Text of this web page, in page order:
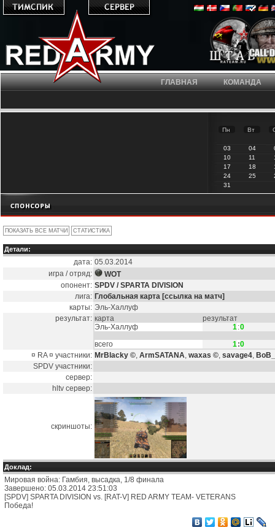
ГЛАВНАЯ КОМАНДА
Пн Вт
03 04
10
11
17
18
24
25
31
Детали:
дата: 05.03.2014
игра / отряд:
WOT
опонент: SPDV / SPARTA DIVISION
лига: Глобальная карта [ссылка на матч]
карты: Эль-Халлуф
результат: карта
результат
Эль-Халлуф
1:0
всего
1:0
¤ RA ¤ участники: MrBlacky ©, ArmSATANA, waxas ©, savage4,
SPDV участники:
сервер:
hltv сервер:
скриншоты:
Доклад:
Мировая война: Гамбия, высадка, 1/8 финала
Завершено: 05.03.2014 23:51:03
[SPDV] SPARTA DIVISION vs. [RAT-V] RED ARMY TEAM- VETERANS
Победа!